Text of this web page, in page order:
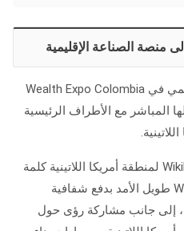
منصة الصناعة الإقليمية
تمثل مشاركة WikiFX كشريك رسمي في Wealth Expo Colombia
المباشر مع الأطراف الرئيسية
وخلال المعرض، سيقدم رئيس WikiFX لمنطقة أمريكا اللاتينية كلمة
رئيسية يستعرض فيها التزام WikiFX طويل الأمد بدفع شفافية
إلى جانب مشاركة رؤى حول